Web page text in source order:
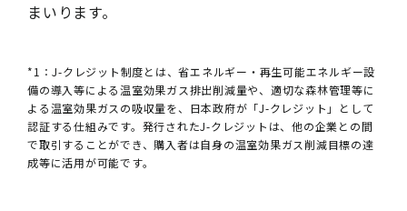
まいります。
*1：J-クレジット制度とは、省エネルギー・再生可能エネルギー設
備の導入等による温室効果ガス排出削減量や、適切な森林管理等に
よる温室効果ガスの吸収量を、日本政府が「J-クレジット」として
認証する仕組みです。発行されたJ-クレジットは、他の企業との間
で取引することができ、購入者は自身の温室効果ガス削減目標の達
成等に活用が可能です。